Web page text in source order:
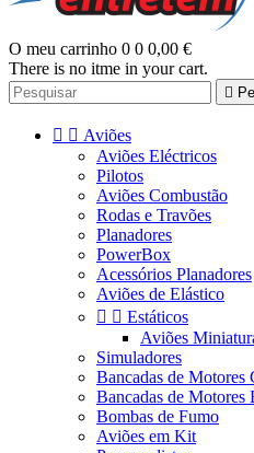
O meu carrinho 0 0 0,00 €
There is no itme in your cart.

  Aviões
Aviões Eléctricos
Pilotos
Aviões Combustão
Rodas e Travões
Planadores
PowerBox
Acessórios Planadores
Aviões de Elástico
  Estáticos
Aviões
Simuladores
Bancadas de Motores
Bancadas de Motores
Bombas de Fumo
Aviões em Kit